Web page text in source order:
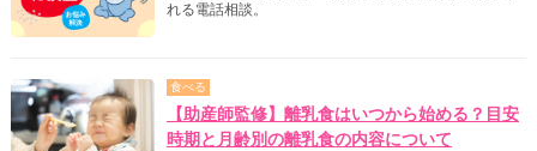
れる電話相談。
食べる
【助産師監修】離乳食はいつから始める？目安
時期と月齢別の離乳食の内容について